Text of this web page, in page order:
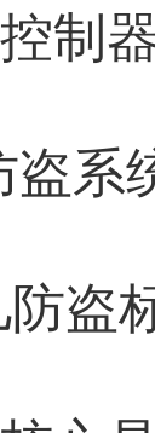
制
统
盗